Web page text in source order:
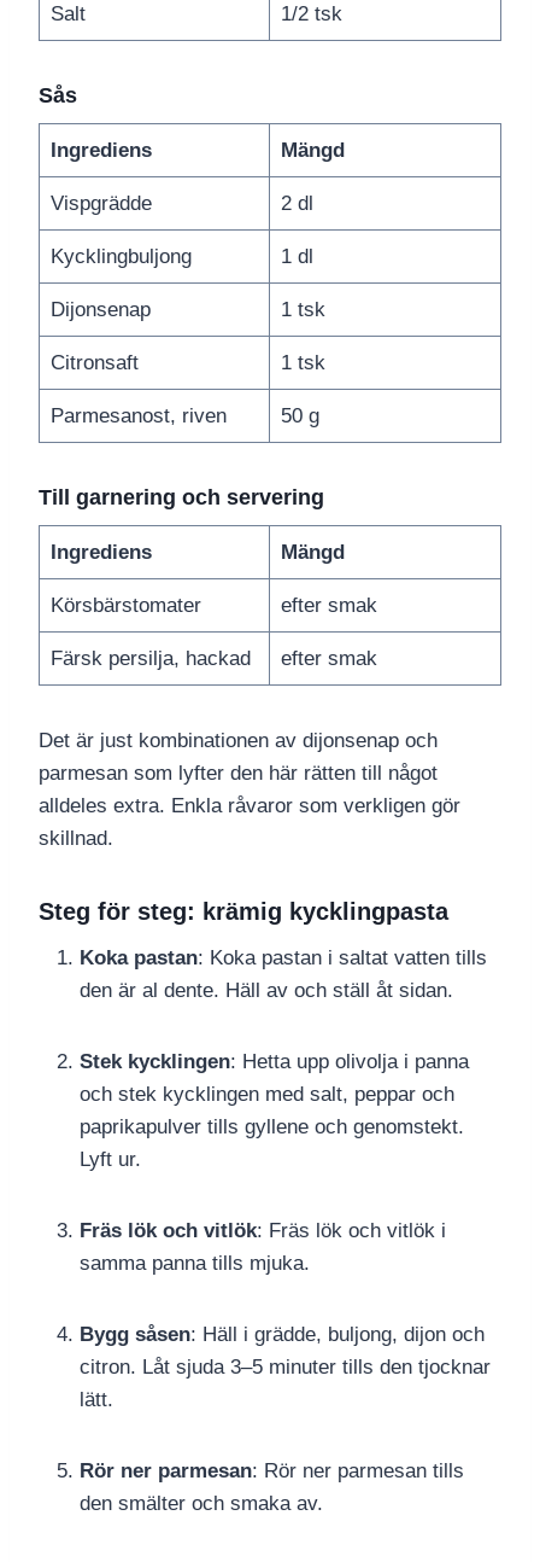
Salt 1/2 tsk
Sås
Ingrediens Mängd
Vispgrädde 2 dl
Kycklingbuljong 1 dl
Dijonsenap 1 tsk
Citronsaft 1 tsk
Parmesanost, riven 50 g
Till garnering och servering
Ingrediens Mängd
Körsbärstomater efter smak
Färsk persilja, hackad efter smak
Det är just kombinationen av dijonsenap och
parmesan som lyfter den här rätten till något
alldeles extra. Enkla råvaror som verkligen gör
skillnad.
Steg för steg: krämig kycklingpasta
Koka pastan: Koka pastan i saltat vatten tills
den är al dente. Häll av och ställ åt sidan.
Stek kycklingen: Hetta upp olivolja i panna
och stek kycklingen med salt, peppar och
paprikapulver tills gyllene och genomstekt.
Lyft ur.
Fräs lök och vitlök: Fräs lök och vitlök i
samma panna tills mjuka.
Bygg såsen: Häll i grädde, buljong, dijon och
citron. Låt sjuda 3–5 minuter tills den tjocknar
lätt.
Rör ner parmesan: Rör ner parmesan tills
den smälter och smaka av.